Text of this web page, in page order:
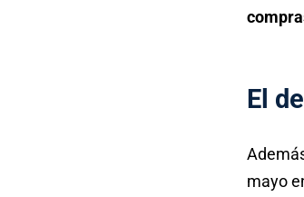
El
mayo